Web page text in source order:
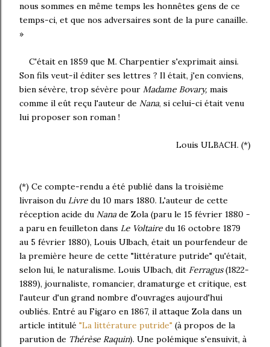
nous sommes en même temps les honnêtes gens de ce
temps-ci, et que nos adversaires sont de la pure canaille.
»
C'était en 1859 que M. Charpentier s'exprimait ainsi.
Son fils veut-il éditer ses lettres ? Il était, j'en conviens,
bien sévère, trop sévère pour Madame Bovary, mais
comme il eût reçu l'auteur de Nana, si celui-ci était venu
lui proposer son roman !
Louis ULBACH. (*)
(*) Ce compte-rendu a été publié dans la troisième
livraison du Livre du 10 mars 1880. L'auteur de cette
réception acide du Nanade Zola (paru le 15 février 1880 -
a paru en feuilleton dans Le Voltaire du 16 octobre 1879
au 5 février 1880), Louis Ulbach, était un pourfendeur de
la première heure de cette "littérature putride" qu'était,
selon lui, le naturalisme. Louis Ulbach, dit Ferragus(1822-
1889), journaliste, romancier, dramaturge et critique, est
l'auteur d'un grand nombre d'ouvrages aujourd'hui
oubliés. Entré au Figaro en 1867, il attaque Zola dans un
article intitulé "La littérature putride" (à propos de la
parution de Thérèse Raquin). Une polémique s'ensuivit, à